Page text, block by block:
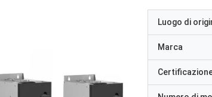
Luogo di
Marca